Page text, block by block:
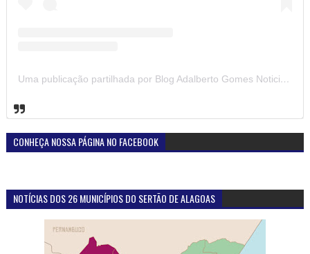
Uma publicação partilhada por Blog Adalberto Gomes Noticias (@blogadalbertogomesnoticiass)
CONHEÇA NOSSA PÁGINA NO FACEBOOK
NOTÍCIAS DOS 26 MUNICÍPIOS DO SERTÃO DE ALAGOAS